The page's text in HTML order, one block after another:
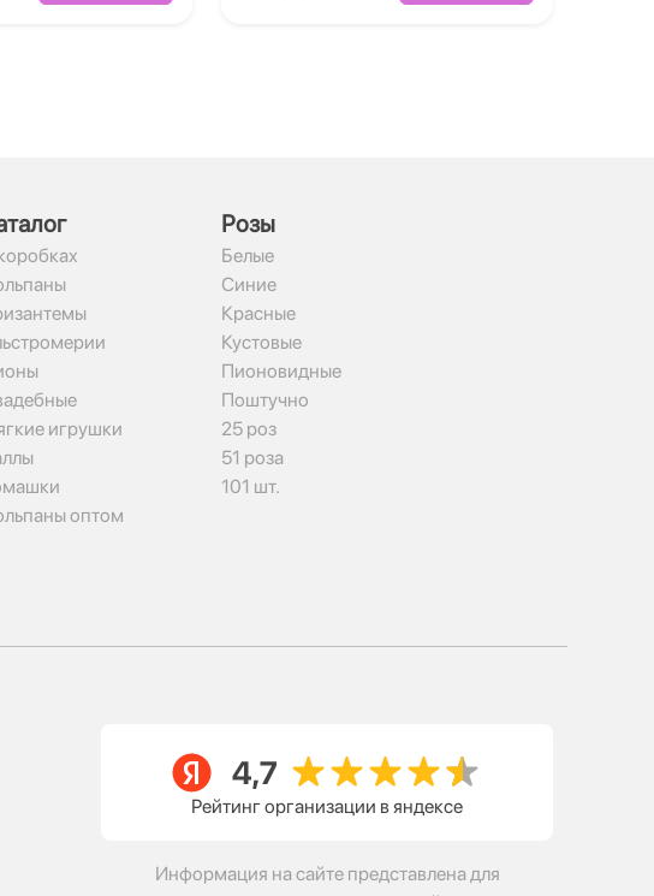
игрушки
оптом
Рoзы
Белые
Синие
Красные
Кустовые
Пионовидные
Поштучно
25 роз
51 роза
101 шт.
Рейтинг организации в яндексе
Информация на сайте представлена для